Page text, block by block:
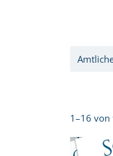
1–16 von